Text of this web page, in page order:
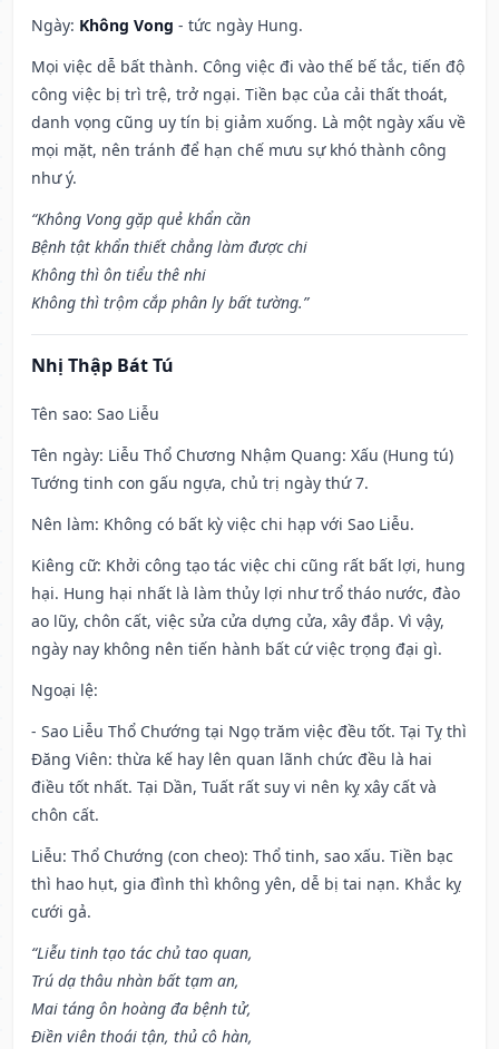
Ngày: Không Vong - tức ngày Hung.
Mọi việc dễ bất thành. Công việc đi vào thế bế tắc, tiến độ
công việc bị trì trệ, trở ngại. Tiền bạc của cải thất thoát,
danh vọng cũng uy tín bị giảm xuống. Là một ngày xấu về
mọi mặt, nên tránh để hạn chế mưu sự khó thành công
như ý.
“Không Vong gặp quẻ khẩn cần
Bệnh tật khẩn thiết chẳng làm được chi
Không thì ôn tiểu thê nhi
Không thì trộm cắp phân ly bất tường.”
Nhị Thập Bát Tú
Tên sao: Sao Liễu
Tên ngày: Liễu Thổ Chương Nhậm Quang: Xấu (Hung tú)
Tướng tinh con gấu ngựa, chủ trị ngày thứ 7.
Nên làm: Không có bất kỳ việc chi hạp với Sao Liễu.
Kiêng cữ: Khởi công tạo tác việc chi cũng rất bất lợi, hung
hại. Hung hại nhất là làm thủy lợi như trổ tháo nước, đào
ao lũy, chôn cất, việc sửa cửa dựng cửa, xây đắp. Vì vậy,
ngày nay không nên tiến hành bất cứ việc trọng đại gì.
Ngoại lệ:
- Sao Liễu Thổ Chướng tại Ngọ trăm việc đều tốt. Tại Tỵ thì
Đăng Viên: thừa kế hay lên quan lãnh chức đều là hai
điều tốt nhất. Tại Dần, Tuất rất suy vi nên kỵ xây cất và
chôn cất.
Liễu: Thổ Chướng (con cheo): Thổ tinh, sao xấu. Tiền bạc
thì hao hụt, gia đình thì không yên, dễ bị tai nạn. Khắc kỵ
cưới gả.
“Liễu tinh tạo tác chủ tao quan,
Trú dạ thâu nhàn bất tạm an,
Mai táng ôn hoàng đa bệnh tử,
Điền viên thoái tận, thủ cô hàn,